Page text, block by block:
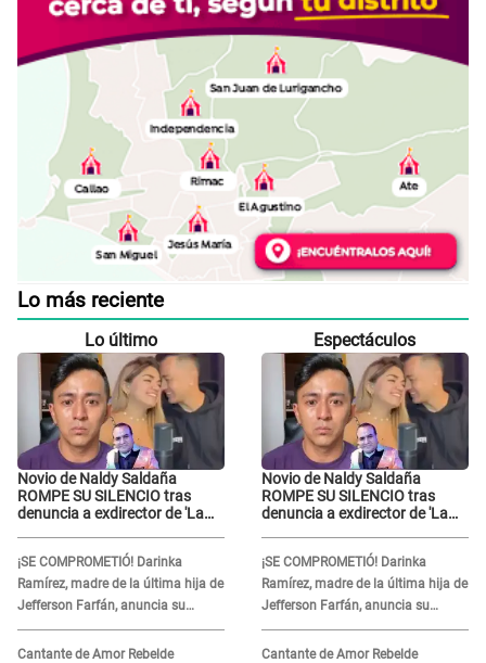
Lo más reciente
Lo último
Novio de Naldy Saldaña
ROMPE SU SILENCIO tras
denuncia a exdirector de 'La
¡SE COMPROMETIÓ! Darinka
Ramírez, madre de la última hija de
Jefferson Farfán, anuncia su
compromiso: "Sí, para siempre"
Cantante de Amor Rebelde
Espectáculos
Novio de Naldy Saldaña
ROMPE SU SILENCIO tras
denuncia a exdirector de 'La
¡SE COMPROMETIÓ! Darinka
Ramírez, madre de la última hija de
Jefferson Farfán, anuncia su
compromiso: "Sí, para siempre"
Cantante de Amor Rebelde